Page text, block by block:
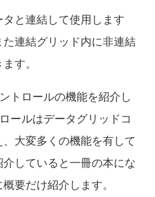
と連結して使用します
連結グリッド内に非連結
す。
トロールの機能を紹介し
ールはデータグリッドコ
大変多くの機能を有して
していると一冊の本にな
要だけ紹介します。